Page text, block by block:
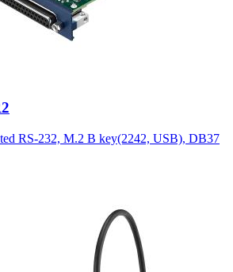
RS-232, M.2 B key(2242, USB), DB37